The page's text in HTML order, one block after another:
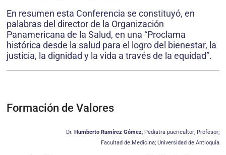
En resumen esta Conferencia se constituyó, en
palabras del director de la Organización
Panamericana de la Salud, en una “Proclama
histórica desde la salud para el logro del bienestar, la
justicia, la dignidad y la vida a través de la equidad”.
Formación de Valores
Dr. Humberto Ramírez Gómez; Pediatra puericultor; Profesor;
Facultad de Medicina; Universidad de Antioquía